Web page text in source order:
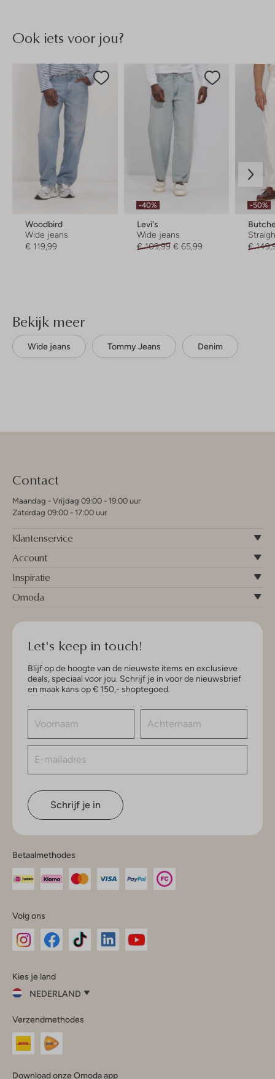
Ook iets voor jou?
Woodbird
Wide jeans
€ 119,99
-40%
Levi's
Wide jeans
€ 109,99 € 65,99
-50%
€
Bekijk meer
Wide jeans Tommy Jeans Denim
Contact
Maandag - Vrijdag 09:00 - 19:00 uur
Zaterdag 09:00 - 17:00 uur
Klantenservice
Account
Inspiratie
Omoda
Let's keep in touch!
Blijf op de hoogte van de nieuwste items en exclusieve
deals, speciaal voor jou. Schrijf je in voor de nieuwsbrief
en maak kans op € 150,- shoptegoed.
Schrijf je in
Betaalmethodes
Volg ons
InstagramFacebook
Kies je land
NEDERLAND
je
land
Nederland
Verzendmethodes
Download onze Omoda app